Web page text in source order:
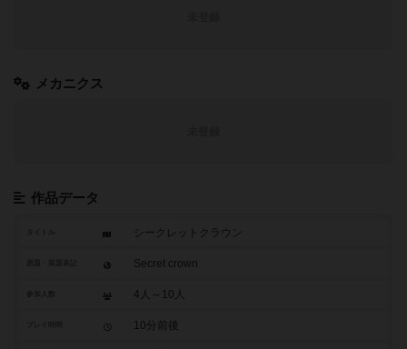
メカニクス
作品データ
タイトル シークレットクラウン
Secret crown
参加人数 4人～10人
10分前後